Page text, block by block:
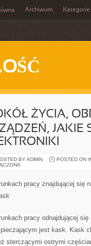
Archiwum Kategorie
ŻYCIA,
JAKIE
BY ADMIN POSTED ON
pracy znajdującej się
pracy odnajdującej
jest kask. Kask
sterczącymi ostrymi